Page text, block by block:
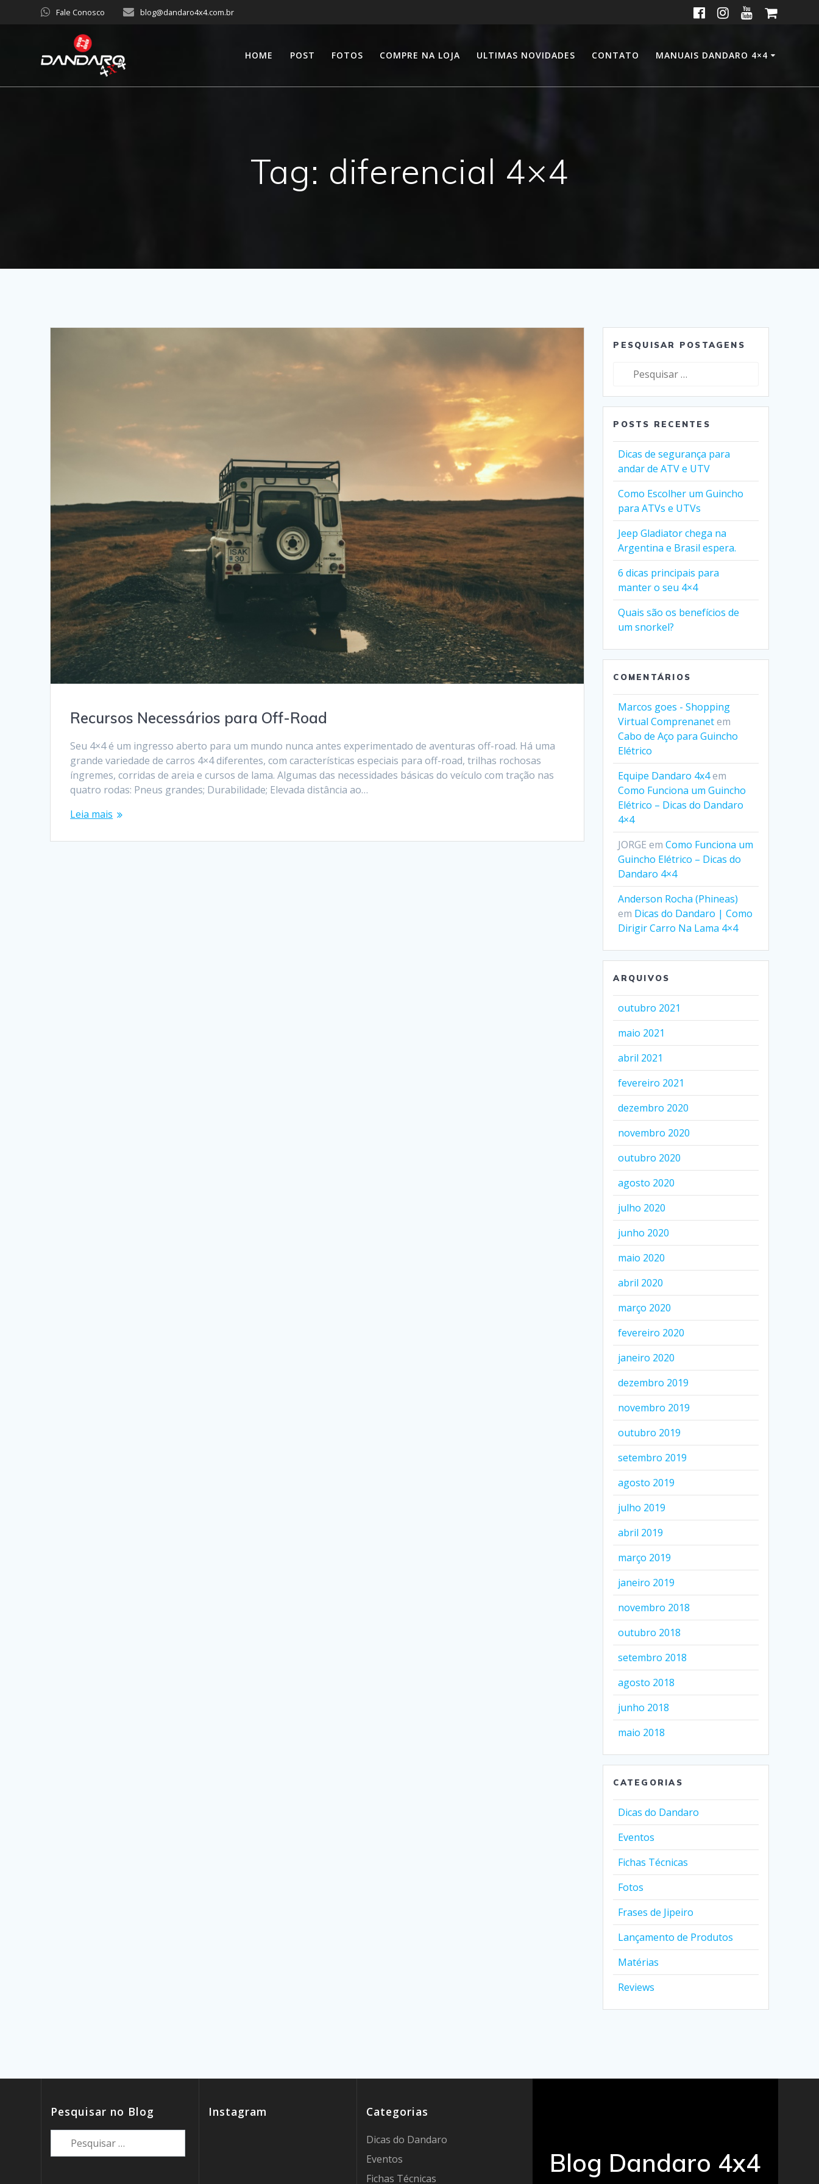
Fale Conosco blog@dandaro4x4.com.br
HOME POST FOTOS COMPRE NA LOJA ULTIMAS NOVIDADES CONTATO MANUAIS DANDARO 4×4
Tag: diferencial 4×4
Recursos Necessários para Off-Road
Seu 4×4 é um ingresso aberto para um mundo nunca antes experimentado de aventuras off-road. Há uma
grande variedade de carros 4×4 diferentes, com características especiais para off-road, trilhas rochosas
íngremes, corridas de areia e cursos de lama. Algumas das necessidades básicas do veículo com tração nas
quatro rodas: Pneus grandes; Durabilidade; Elevada distância ao…
Leia mais
PESQUISAR POSTAGENS
Pesquisar
POSTS RECENTES
Dicas de segurança para
andar de ATV e UTV
Como Escolher um Guincho
para ATVs e UTVs
Jeep Gladiator chega na
Argentina e Brasil espera.
6 dicas principais para
manter o seu 4×4
Quais são os benefícios de
um snorkel?
COMENTÁRIOS
Marcos goes - Shopping
Virtual Comprenanetem
Cabo de Aço para Guincho
Elétrico
Equipe Dandaro 4x4em
Como Funciona um Guincho
Elétrico – Dicas do Dandaro
4×4
JORGE emComo Funciona um
Guincho Elétrico – Dicas do
Dandaro 4×4
Anderson Rocha (Phineas)
em Dicas do Dandaro | Como
Dirigir Carro Na Lama 4×4
ARQUIVOS
outubro 2021
maio 2021
abril 2021
fevereiro 2021
dezembro 2020
novembro 2020
outubro 2020
agosto 2020
julho 2020
junho 2020
maio 2020
abril 2020
março 2020
fevereiro 2020
janeiro 2020
dezembro 2019
novembro 2019
outubro 2019
setembro 2019
agosto 2019
julho 2019
abril 2019
março 2019
janeiro 2019
novembro 2018
outubro 2018
setembro 2018
agosto 2018
junho 2018
maio 2018
CATEGORIAS
Dicas do Dandaro
Eventos
Fichas Técnicas
Fotos
Frases de Jipeiro
Lançamento de Produtos
Matérias
Reviews
Pesquisar no Blog
Pesquisar
Instagram Categorias
Dicas do Dandaro
Eventos
Fichas Técnicas
Blog Dandaro 4x4